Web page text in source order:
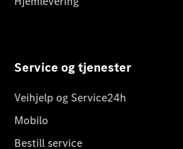
Service og tjenester
Veihjelp og Service24h
Mobilo
Bestill service